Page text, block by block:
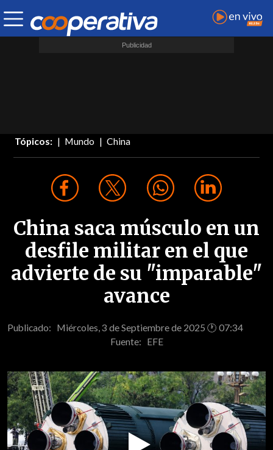
Tópicos: Mundo China
China saca músculo en un
desfile militar en el que
advierte de su "imparable"
avance
Publicado: Miércoles, 3 de Septiembre de 2025 🕐 07:34
Fuente: EFE